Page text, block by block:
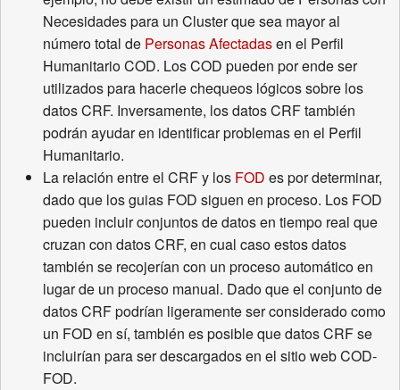
Necesidades para un Cluster que sea mayor al
número total de Personas Afectadasen el Perfil
Humanitario COD. Los COD pueden por ende ser
utilizados para hacerle chequeos lógicos sobre los
datos CRF. Inversamente, los datos CRF también
podrán ayudar en identificar problemas en el Perfil
Humanitario.
La relación entre el CRF y los FOD es por determinar,
dado que los guias FOD siguen en proceso. Los FOD
pueden incluir conjuntos de datos en tiempo real que
cruzan con datos CRF, en cual caso estos datos
también se recojerían con un proceso automático en
lugar de un proceso manual. Dado que el conjunto de
datos CRF podrían ligeramente ser considerado como
un FOD en sí, también es posible que datos CRF se
incluirían para ser descargados en el sitio web COD-
FOD.